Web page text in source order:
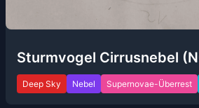
Sturmvogel Cirrusnebel
Deep Sky Nebel Supernovae-Überrest